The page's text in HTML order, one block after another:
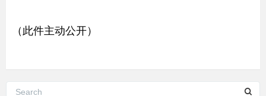
（此件主动公开）